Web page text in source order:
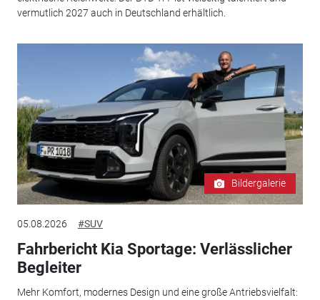
vermutlich 2027 auch in Deutschland erhältlich.
Bildergalerie
05.08.2026 #SUV
Fahrbericht Kia Sportage: Verlässlicher
Begleiter
Mehr Komfort, modernes Design und eine große Antriebsvielfalt: